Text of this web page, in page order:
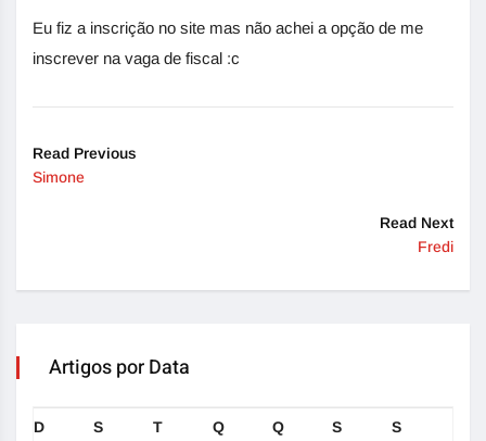
Eu fiz a inscrição no site mas não achei a opção de me
inscrever na vaga de fiscal :c
Read Previous
Simone
Read Next
Fredi
Artigos por Data
D S T Q Q S S